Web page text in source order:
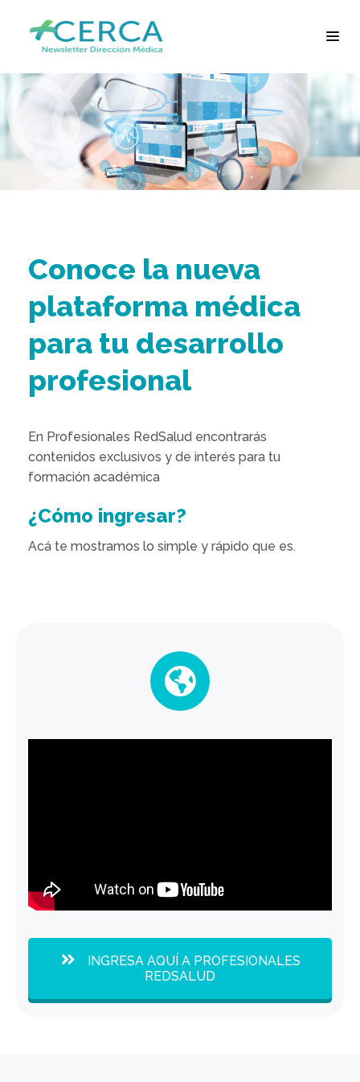
Conoce la nueva
plataforma médica
para tu desarrollo
profesional
En Profesionales RedSalud encontrarás
contenidos exclusivos y de interés para tu
formación académica
¿Cómo ingresar?
Acá te mostramos lo simple y rápido que es.
INGRESA AQUÍ A PROFESIONALES
REDSALUD